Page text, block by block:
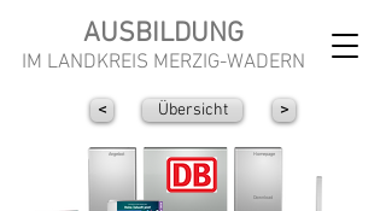
AUSBILDUNG
IM LANDKREIS MERZIG-WADERN
< Übersicht >
Angebot
Download
Homepage